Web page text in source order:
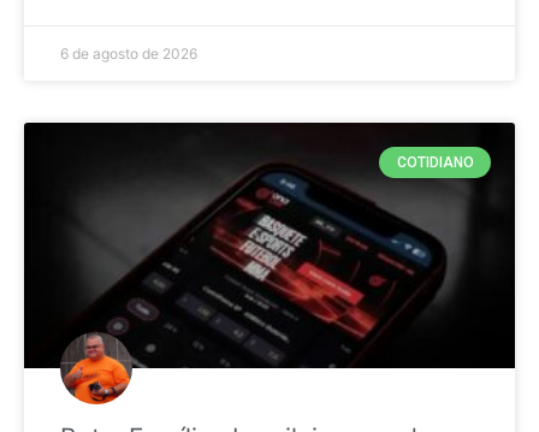
6 de agosto de 2026
COTIDIANO